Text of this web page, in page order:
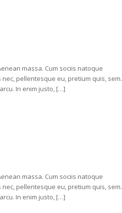
massa. Cum sociis natoque
pellentesque eu, pretium quis, sem.
In enim justo, […]
massa. Cum sociis natoque
pellentesque eu, pretium quis, sem.
In enim justo, […]